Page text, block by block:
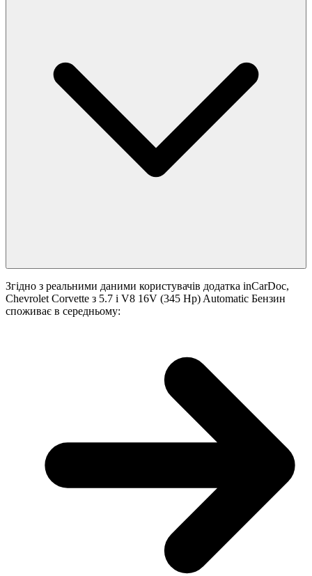
Згідно з реальними даними користувачів додатка inCarDoc,
Chevrolet Corvette з 5.7 i V8 16V (345 Hp) Automatic Бензин
споживає в середньому: